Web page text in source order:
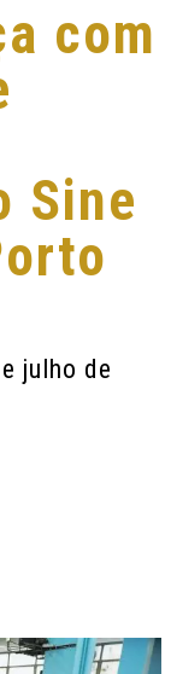
com
Sine
julho de